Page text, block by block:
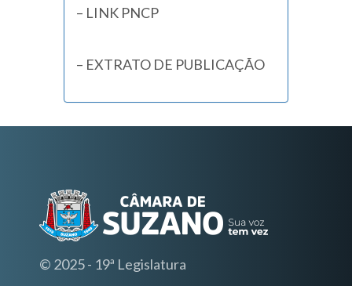
– LINK PNCP
– EXTRATO DE PUBLICAÇÃO
© 2025 - 19ª Legislatura